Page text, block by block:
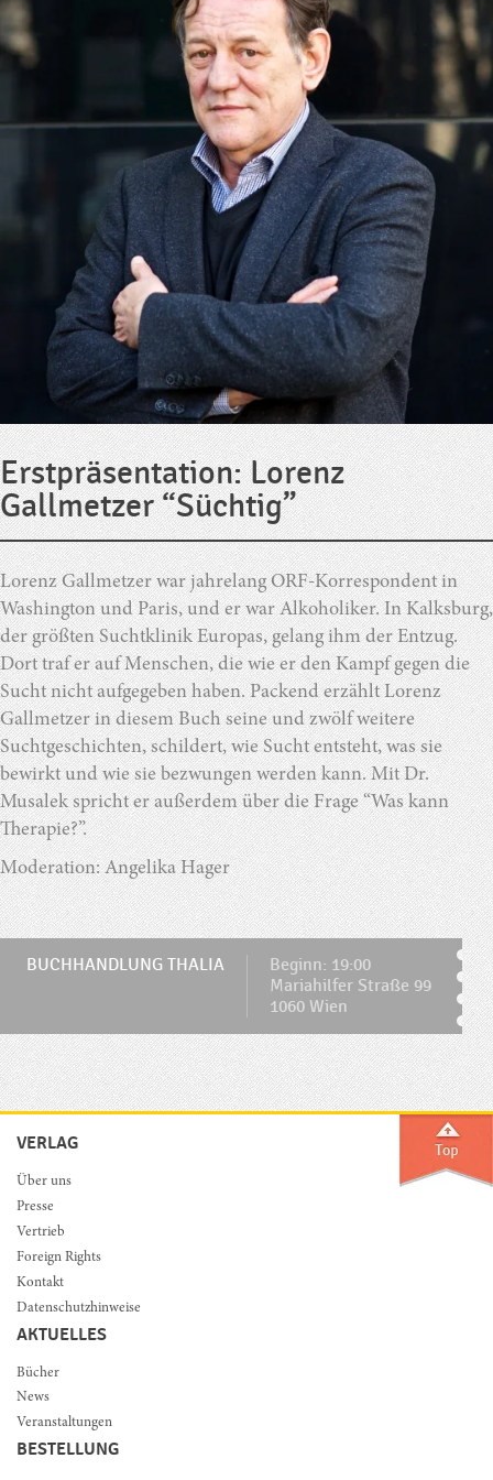
Erstpräsentation: Lorenz
Gallmetzer “Süchtig”
Lorenz Gallmetzer war jahrelang ORF-Korrespondent in
Washington und Paris, und er war Alkoholiker. In Kalksburg,
der größten Suchtklinik Europas, gelang ihm der Entzug.
Dort traf er auf Menschen, die wie er den Kampf gegen die
Sucht nicht aufgegeben haben. Packend erzählt Lorenz
Gallmetzer in diesem Buch seine und zwölf weitere
Suchtgeschichten, schildert, wie Sucht entsteht, was sie
bewirkt und wie sie bezwungen werden kann. Mit Dr.
Musalek spricht er außerdem über die Frage “Was kann
Therapie?”.
Moderation: Angelika Hager
BUCHHANDLUNG THALIA
Beginn: 19:00
Mariahilfer Straße 99
1060 Wien
VERLAG
Über uns
Presse
Vertrieb
Foreign Rights
Kontakt
Datenschutzhinweise
AKTUELLES
Bücher
News
Veranstaltungen
BESTELLUNG